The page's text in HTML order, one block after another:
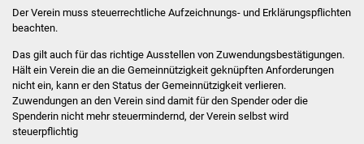
Fachteam Jugend
Kinder- und
Familienzentrum
Stadtwerke
Der Verein muss steuerrechtliche Aufzeichnungs- und Erklärungspflichten
beachten.
Das gilt auch für das richtige Ausstellen von Zuwendungsbestätigungen.
Hält ein Verein die an die Gemeinnützigkeit geknüpften Anforderungen
nicht ein, kann er den Status der Gemeinnützigkeit verlieren.
Zuwendungen an den Verein sind damit für den Spender oder die
Spenderin nicht mehr steuermindernd, der Verein selbst wird
steuerpflichtig